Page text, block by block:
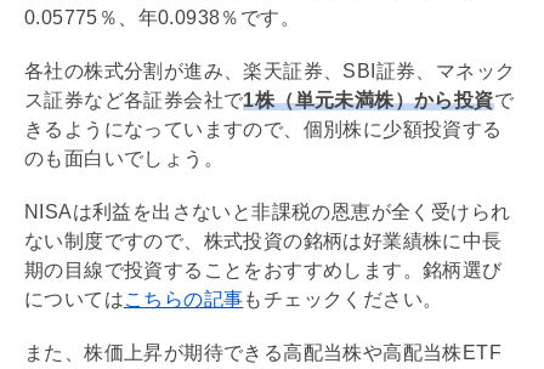
0.05775％、年0.0938％です。
各社の株式分割が進み、楽天証券、SBI証券、マネック
ス証券など各証券会社で1株（単元未満株）から投資で
きるようになっていますので、個別株に少額投資する
のも面白いでしょう。
NISAは利益を出さないと非課税の恩恵が全く受けられ
ない制度ですので、株式投資の銘柄は好業績株に中長
期の目線で投資することをおすすめします。銘柄選び
についてはこちらの記事もチェックください。
また、株価上昇が期待できる高配当株や高配当株ETF